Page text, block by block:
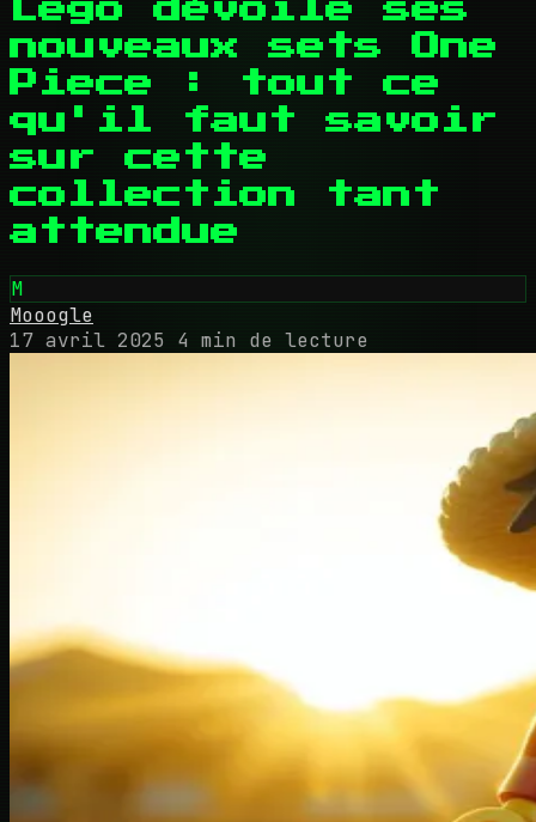
Lego dévoile ses
nouveaux sets One
Piece : tout ce
qu'il faut savoir
sur cette
collection tant
attendue
M
Mooogle
17 avril 2025
4 min de lecture